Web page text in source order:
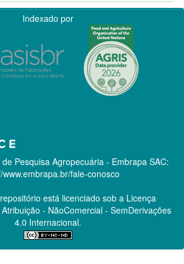
Indexado por
Pesquisa Agropecuária - Embrapa SAC:
www.embrapa.br/fale-conosco
está licenciado sob a Licença
- NãoComercial - SemDerivações
4.0 Internacional.